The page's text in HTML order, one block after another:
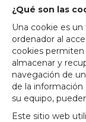
¿Qué son las
Una cookie es
ordenador al
cookies permiten
almacenar y
navegación de
de la
su equipo,
Este sitio web